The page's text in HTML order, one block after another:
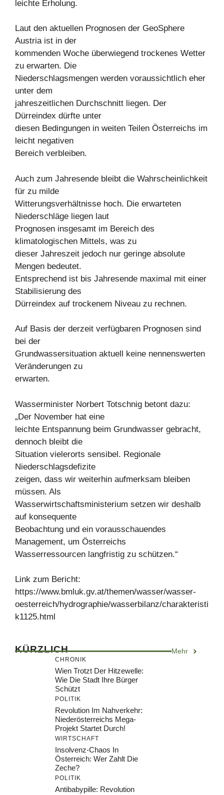
leichte Erholung.
Laut den aktuellen Prognosen der GeoSphere
Austria ist in der
kommenden Woche überwiegend trockenes Wetter
zu erwarten. Die
Niederschlagsmengen werden voraussichtlich eher
unter dem
jahreszeitlichen Durchschnitt liegen. Der
Dürreindex dürfte unter
diesen Bedingungen in weiten Teilen Österreichs im
leicht negativen
Bereich verbleiben.
Auch zum Jahresende bleibt die Wahrscheinlichkeit
für zu milde
Witterungsverhältnisse hoch. Die erwarteten
Niederschläge liegen laut
Prognosen insgesamt im Bereich des
klimatologischen Mittels, was zu
dieser Jahreszeit jedoch nur geringe absolute
Mengen bedeutet.
Entsprechend ist bis Jahresende maximal mit einer
Stabilisierung des
Dürreindex auf trockenem Niveau zu rechnen.
Auf Basis der derzeit verfügbaren Prognosen sind
bei der
Grundwassersituation aktuell keine nennenswerten
Veränderungen zu
erwarten.
Wasserminister Norbert Totschnig betont dazu:
„Der November hat eine
leichte Entspannung beim Grundwasser gebracht,
dennoch bleibt die
Situation vielerorts sensibel. Regionale
Niederschlagsdefizite
zeigen, dass wir weiterhin aufmerksam bleiben
müssen. Als
Wasserwirtschaftsministerium setzen wir deshalb
auf konsequente
Beobachtung und ein vorausschauendes
Management, um Österreichs
Wasserressourcen langfristig zu schützen.“
Link zum Bericht:
https://www.bmluk.gv.at/themen/wasser/wasser-
oesterreich/hydrographie/wasserbilanz/charakteristi
k1125.html
KÜRZLICH Mehr
CHRONIK
Wien Trotzt Der Hitzewelle:
Wie Die Stadt Ihre Bürger
Schützt
POLITIK
Revolution Im Nahverkehr:
Niederösterreichs Mega-
Projekt Startet Durch!
WIRTSCHAFT
Insolvenz-Chaos In
Österreich: Wer Zahlt Die
Zeche?
POLITIK
Antibabypille: Revolution